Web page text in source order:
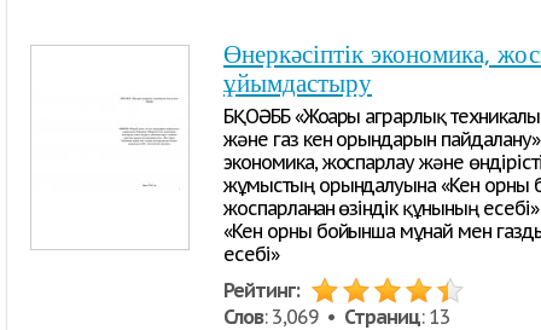
Өнеркәсіптік экономика,
ұйымдастыру
БҚОӘББ «Жоғары аграрлық
және газ кен орындарын
экономика, жоспарлау және
жұмыстың орындалуына «Кен орны
жоспарланған өзіндік құнының
«Кен орны бойынша мұнай мен
есебі»
Рейтинг:
Слов: 3,069 • Страниц: 13